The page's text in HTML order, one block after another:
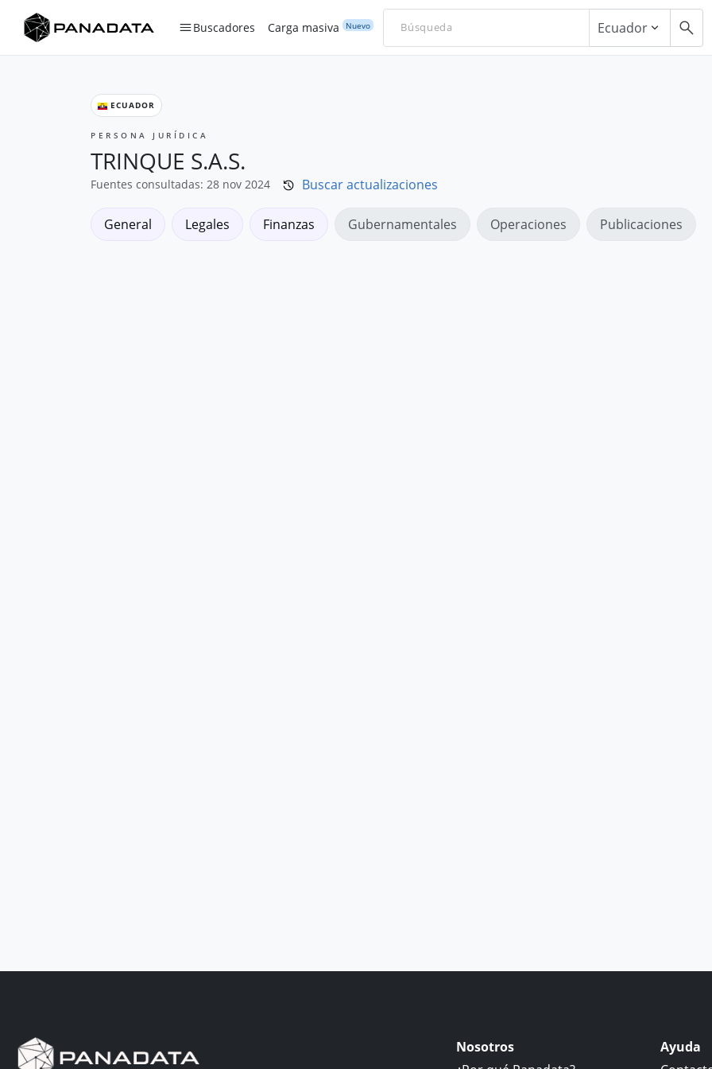
Buscadores Carga masiva Nuevo Ecuador
ECUADOR
PERSONA JURÍDICA
TRINQUE S.A.S.
Fuentes consultadas: 28 nov 2024 Buscar actualizaciones
General Legales Finanzas Gubernamentales Operaciones Publicaciones
Nosotros
Ayuda